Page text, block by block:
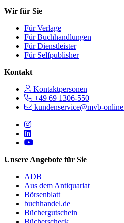
Wir für Sie
Für Verlage
Für Buchhandlungen
Für Dienstleister
Für Selfpublisher
Kontakt
Kontaktpersonen
+49 69 1306-550
kundenservice@mvb-
Follow us on https://
Follow us on https://
Follow us on https://
Unsere Angebote für Sie
ADB
Aus dem Antiquariat
Börsenblatt
buchhandel.de
Büchergutschein